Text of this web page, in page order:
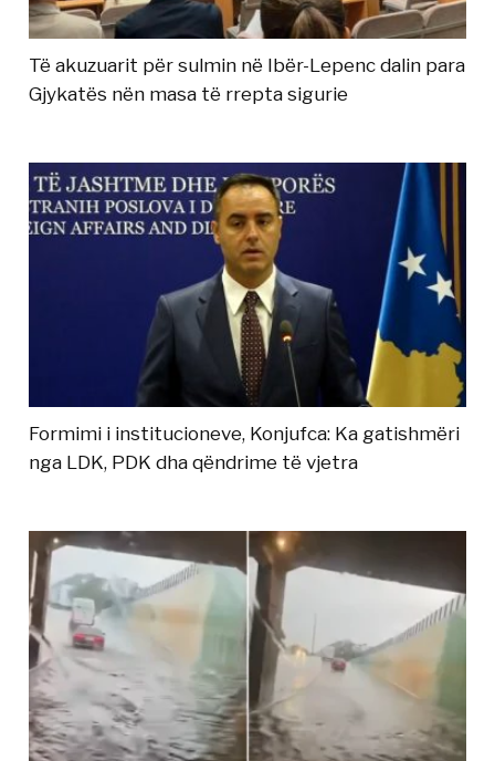
Të akuzuarit për sulmin në Ibër-Lepenc dalin para
Gjykatës nën masa të rrepta sigurie
Formimi i institucioneve, Konjufca: Ka gatishmëri
nga LDK, PDK dha qëndrime të vjetra